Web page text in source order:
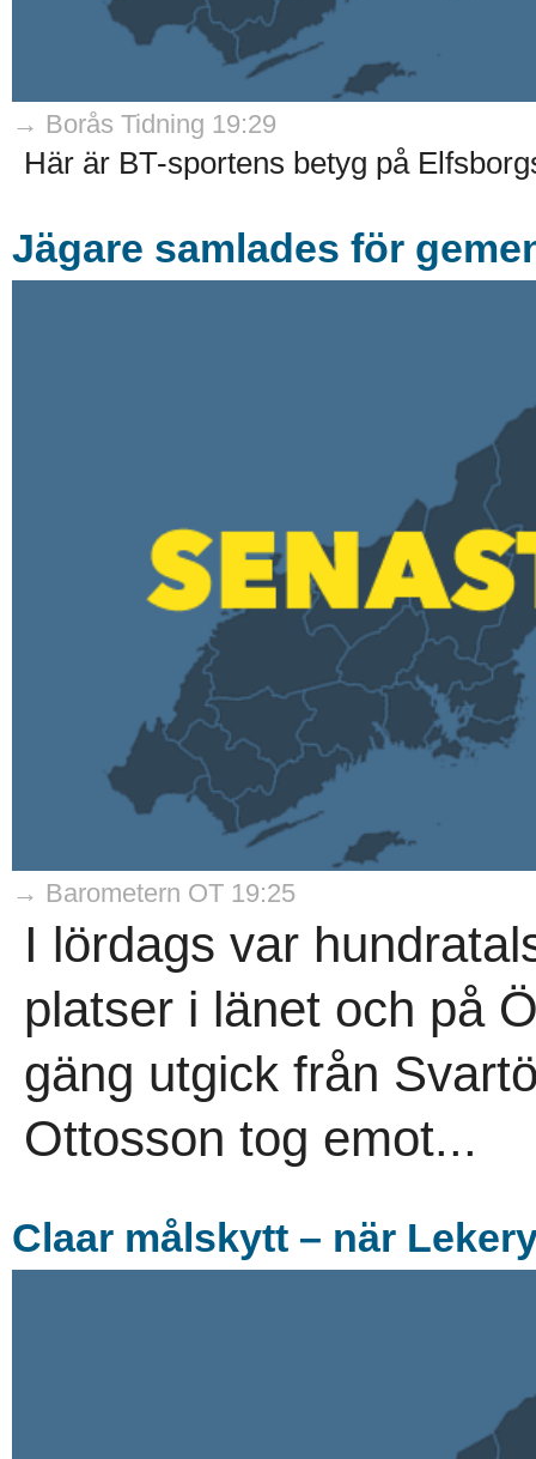
→ Borås Tidning 19:29
Här är BT-sportens betyg på
Jägare samlades för
→ Barometern OT 19:25
I lördags var
platser i länet och på
gäng utgick från
Ottosson tog emot...
Claar målskytt – när